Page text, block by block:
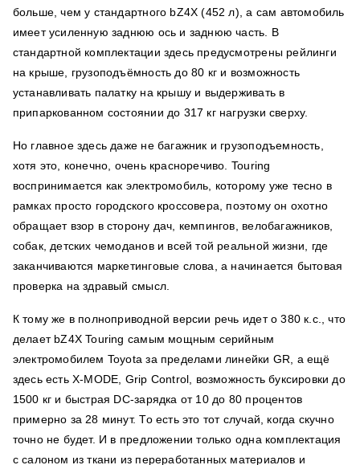
больше, чем у стандартного bZ4X (452 л), а сам автомобиль
имеет усиленную заднюю ось и заднюю часть. В
стандартной комплектации здесь предусмотрены рейлинги
на крыше, грузоподъёмность до 80 кг и возможность
устанавливать палатку на крышу и выдерживать в
припаркованном состоянии до 317 кг нагрузки сверху.
Но главное здесь даже не багажник и грузоподъемность,
хотя это, конечно, очень красноречиво. Touring
воспринимается как электромобиль, которому уже тесно в
рамках просто городского кроссовера, поэтому он охотно
обращает взор в сторону дач, кемпингов, велобагажников,
собак, детских чемоданов и всей той реальной жизни, где
заканчиваются маркетинговые слова, а начинается бытовая
проверка на здравый смысл.
К тому же в полноприводной версии речь идет о 380 к.с., что
делает bZ4X Touring самым мощным серийным
электромобилем Toyota за пределами линейки GR, а ещё
здесь есть X-MODE, Grip Control, возможность буксировки до
1500 кг и быстрая DC-зарядка от 10 до 80 процентов
примерно за 28 минут. То есть это тот случай, когда скучно
точно не будет. И в предложении только одна комплектация
с салоном из ткани из переработанных материалов и